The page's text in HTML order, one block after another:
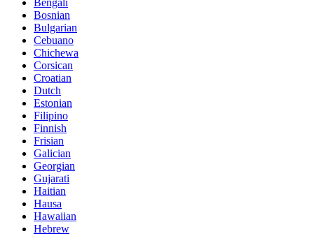
Bengali
Bosnian
Bulgarian
Cebuano
Chichewa
Corsican
Croatian
Dutch
Estonian
Filipino
Finnish
Frisian
Galician
Georgian
Gujarati
Haitian
Hausa
Hawaiian
Hebrew